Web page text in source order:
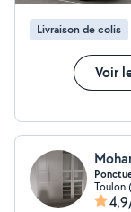
Livraison de colis
Voir
Toulon